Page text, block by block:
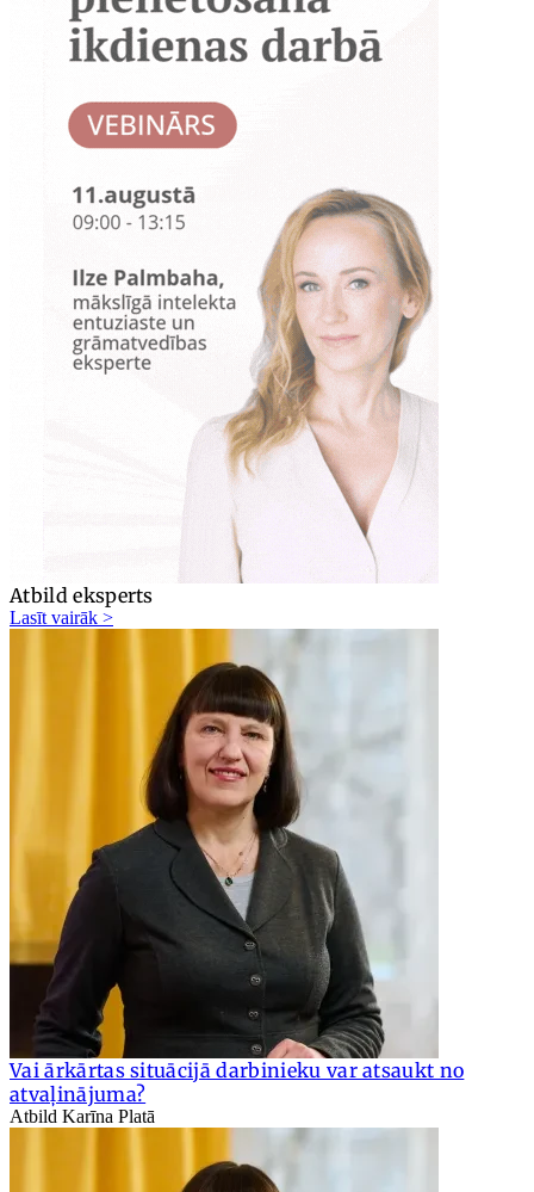
Atbild eksperts
Lasīt vairāk >
Vai ārkārtas situācijā darbinieku var atsaukt no
atvaļinājuma?
Atbild Karīna Platā